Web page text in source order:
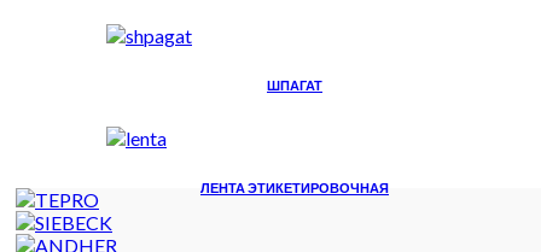
ШПАГАТ
ЛЕНТА ЭТИКЕТИРОВОЧНАЯ